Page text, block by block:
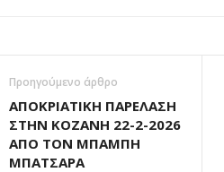
Προηγούμενο άρθρο
ΑΠΟΚΡΙΑΤΙΚΗ ΠΑΡΕΛΑΣΗ
ΣΤΗΝ ΚΟΖΑΝΗ 22-2-2026
ΑΠΟ ΤΟΝ ΜΠΑΜΠΗ
ΜΠΑΤΣΑΡΑ